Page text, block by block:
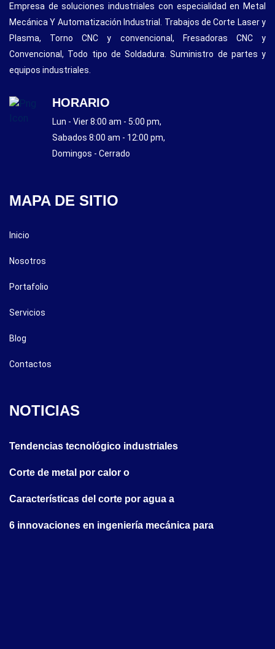
Empresa de soluciones industriales con especialidad en Metal
Mecánica Y Automatización Industrial. Trabajos de Corte Laser y
Plasma, Torno CNC y convencional, Fresadoras CNC y
Convencional, Todo tipo de Soldadura. Suministro de partes y
equipos industriales.
HORARIO
Lun - Vier 8:00 am - 5:00 pm,
Sabados 8:00 am - 12:00 pm,
Domingos - Cerrado
MAPA DE SITIO
Inicio
Nosotros
Portafolio
Servicios
Blog
Contactos
NOTICIAS
Tendencias tecnológico industriales
Corte de metal por calor o
Características del corte por agua a
6 innovaciones en ingeniería mecánica para